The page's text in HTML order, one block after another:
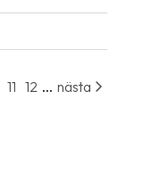
11 12 ... nästa